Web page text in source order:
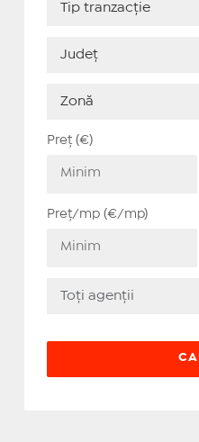
Preț (€)
Preț/mp (€/mp)